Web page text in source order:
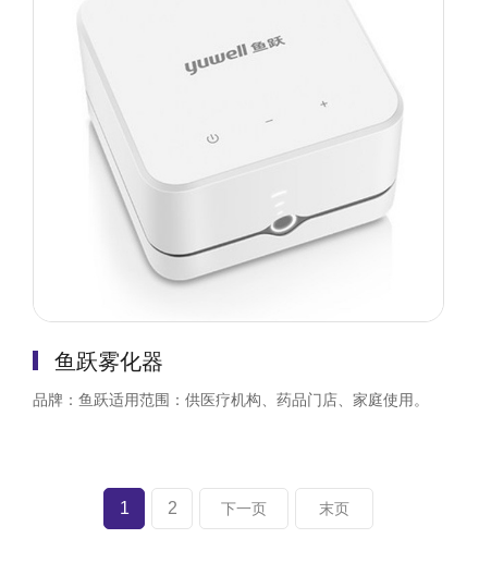
鱼跃雾化器
品牌：鱼跃适用范围：供医疗机构、药品门店、家庭使用。
1 2 下一页 末页